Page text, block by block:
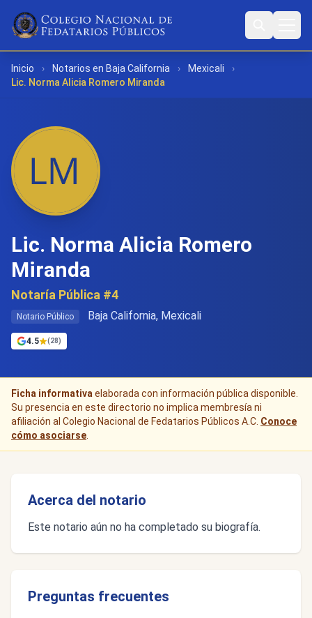
Inicio › Notarios en Baja California › Mexicali
›
Lic. Norma Alicia Romero Miranda
Lic. Norma Alicia Romero
Miranda
Notaría Pública #4
Notario Público Baja California, Mexicali
4.5 (28)
Ficha informativa elaborada con información pública disponible.
Su presencia en este directorio no implica membresía ni
afiliación al Colegio Nacional de Fedatarios Públicos A.C. Conoce
cómo asociarse
Acerca del notario
Este notario aún no ha completado su biografía.
Preguntas frecuentes